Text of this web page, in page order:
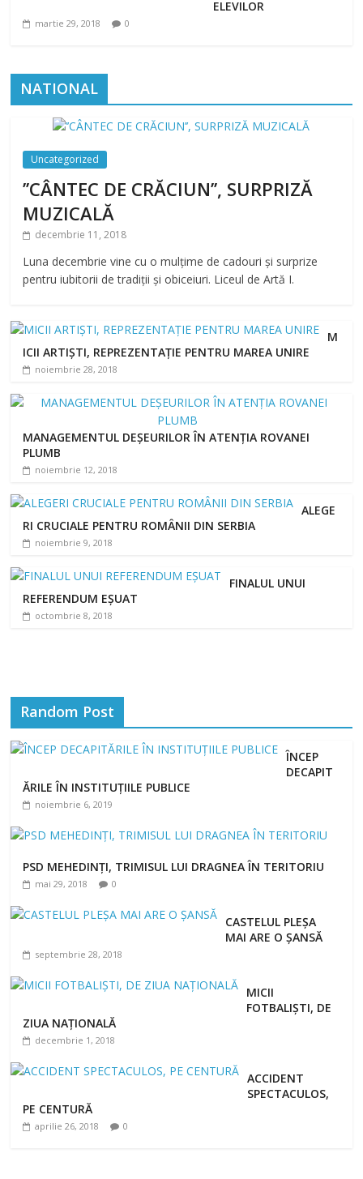
ELEVILOR
martie 29, 2018 0
NATIONAL
Uncategorized
’’CÂNTEC DE CRĂCIUN’’, SURPRIZĂ
MUZICALĂ
decembrie 11, 2018
Luna decembrie vine cu o mulțime de cadouri și surprize
pentru iubitorii de tradiții și obiceiuri. Liceul de Artă I.
M
ICII ARTIȘTI, REPREZENTAȚIE PENTRU MAREA UNIRE
noiembrie 28, 2018
MANAGEMENTUL DEȘEURILOR ÎN ATENȚIA ROVANEI
PLUMB
noiembrie 12, 2018
ALEGE
RI CRUCIALE PENTRU ROMÂNII DIN SERBIA
noiembrie 9, 2018
FINALUL UNUI
REFERENDUM EȘUAT
octombrie 8, 2018
Random Post
ÎNCEP
DECAPIT
ĂRILE ÎN INSTITUȚIILE PUBLICE
noiembrie 6, 2019
PSD MEHEDINȚI, TRIMISUL LUI DRAGNEA ÎN TERITORIU
mai 29, 2018 0
CASTELUL PLEȘA
MAI ARE O ȘANSĂ
septembrie 28, 2018
MICII
FOTBALIȘTI, DE
ZIUA NAȚIONALĂ
decembrie 1, 2018
ACCIDENT
SPECTACULOS,
PE CENTURĂ
aprilie 26, 2018 0